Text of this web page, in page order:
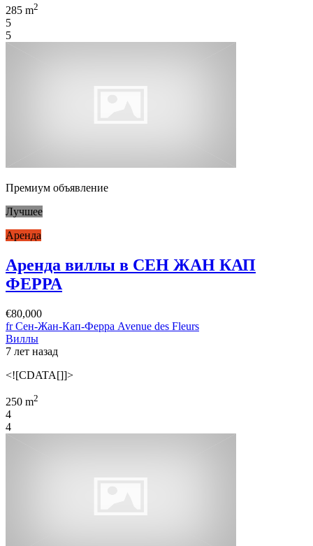
285 m2
5
5
Премиум объявление
Лучшее
Аренда
Аренда виллы в СЕН ЖАН КАП
ФЕРРА
€80,000
fr Сен-Жан-Кап-Ферра Avenue des Fleurs
Виллы
7 лет назад
<![CDATA[]]>
250 m2
4
4